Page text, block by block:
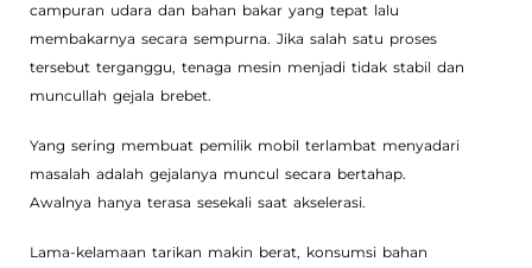
campuran udara dan bahan bakar yang tepat lalu
membakarnya secara sempurna. Jika salah satu proses
tersebut terganggu, tenaga mesin menjadi tidak stabil dan
muncullah gejala brebet.
Yang sering membuat pemilik mobil terlambat menyadari
masalah adalah gejalanya muncul secara bertahap.
Awalnya hanya terasa sesekali saat akselerasi.
Lama-kelamaan tarikan makin berat, konsumsi bahan